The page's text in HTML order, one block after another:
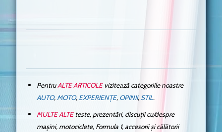
PentruALTE ARTICOLEvizitează categoriile noastre
AUTO, MOTO, EXPERIENȚE, OPINII, STIL.
MULTE ALTEteste, prezentări, discuții cu/despre
mașini, motociclete, Formula 1, accesorii și călătorii